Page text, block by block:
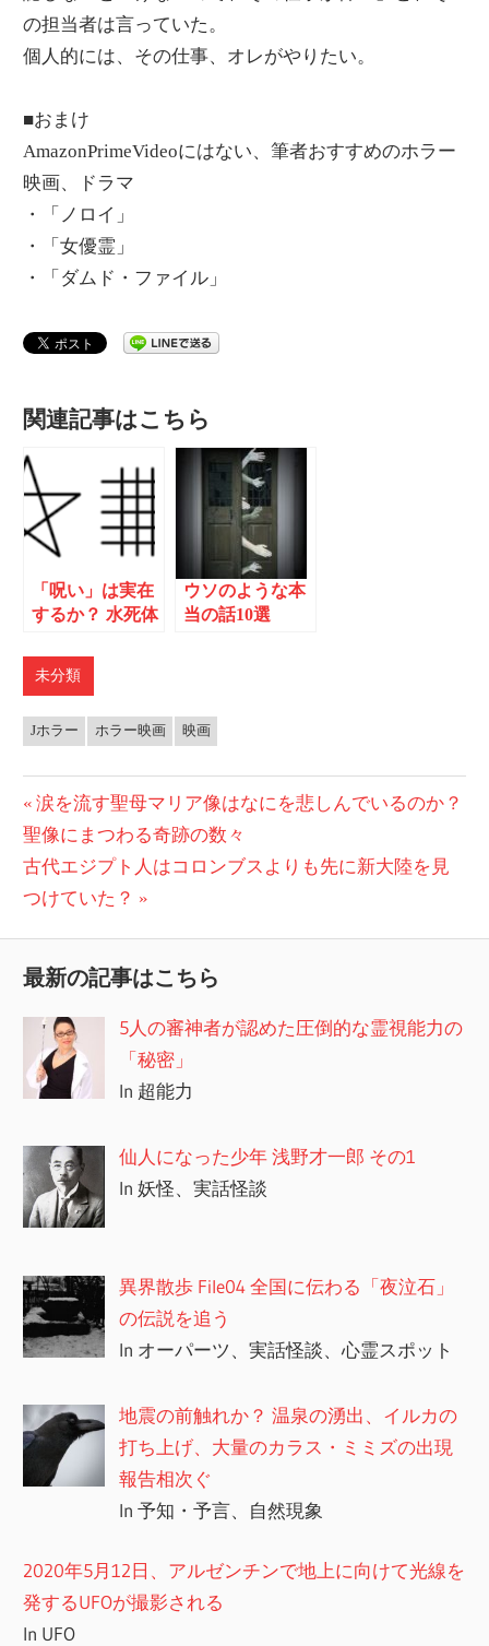
の担当者は言っていた。
個人的には、その仕事、オレがやりたい。
■おまけ
AmazonPrimeVideoにはない、筆者おすすめのホラー
映画、ドラマ
・「ノロイ」
・「女優霊」
・「ダムド・ファイル」
関連記事はこちら
「呪い」は実在
するか？ 水死体
の効力
ウソのような本
当の話10選
未分類
Jホラー ホラー映画 映画
投
稿
ナ
ビ
ゲ
ー
シ
ョ
ン
前
の
記
事:
涙を流す聖母マリア像はなにを悲しんでいるのか？
聖像にまつわる奇跡の数々
次
の
古代エジプト人はコロンブスよりも先に新大陸を見
つけていた？
最新の記事はこちら
5人の審神者が認めた圧倒的な霊視能力の
「秘密」
In 超能力
仙人になった少年 浅野才一郎 その1
In 妖怪、実話怪談
異界散歩 File04 全国に伝わる「夜泣石」
の伝説を追う
In オーパーツ、実話怪談、心霊スポット
地震の前触れか？ 温泉の湧出、イルカの
打ち上げ、大量のカラス・ミミズの出現
報告相次ぐ
In 予知・予言、自然現象
2020年5月12日、アルゼンチンで地上に向けて光線を
発するUFOが撮影される
In UFO